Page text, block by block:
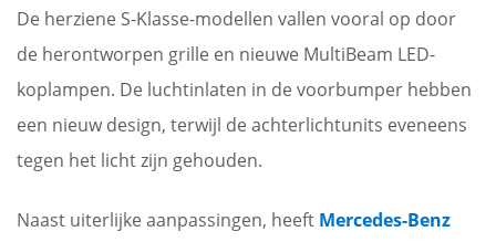
De herziene S-Klasse-modellen vallen vooral op door
de herontworpen grille en nieuwe MultiBeam LED-
koplampen. De luchtinlaten in de voorbumper hebben
een nieuw design, terwijl de achterlichtunits eveneens
tegen het licht zijn gehouden.
Naast uiterlijke aanpassingen, heeft Mercedes-Benz